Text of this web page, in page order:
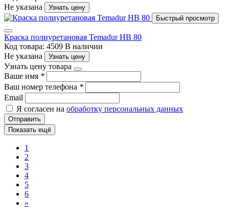
Не указана
Узнать цену
Быстрый просмотр
Краска полиуретановая Temadur HB 80
Код товара: 4509 В наличии
Не указана
Узнать цену
Узнать цену товара
Ваше имя *
Ваш номер телефона *
Email
Я согласен на обработку персональных данных
Отправить
Показать ещё
1
2
3
4
5
6
»